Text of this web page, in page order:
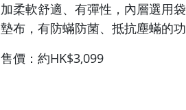
加柔軟舒適、有彈性，內層選用
墊布，有防蟎防菌、抵抗塵蟎的功
售價：約HK$3,099